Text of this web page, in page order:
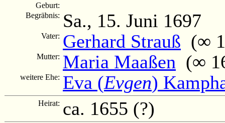
Geburt:
Begräbnis: Sa., 15. Juni 1697
Vater: Gerhard Strauß (∞
Mutter: Maria Maaßen (∞
weitere Ehe: Eva (Evgen)
Heirat: ca. 1655 (?)